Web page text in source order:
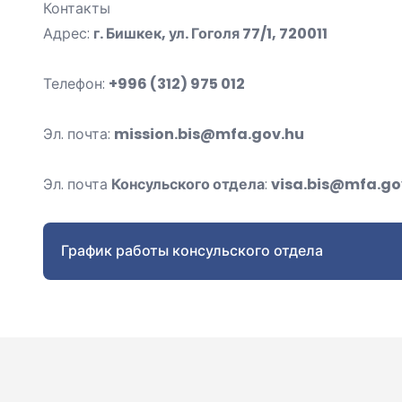
Контакты
Адрес: г. Бишкек, ул. Гоголя 77/1, 720011
Телефон: +996 (312) 975 012
Эл. почта: mission.bis@mfa.gov.hu
Эл. почта Консульского отдела:
График работы консульского отдела